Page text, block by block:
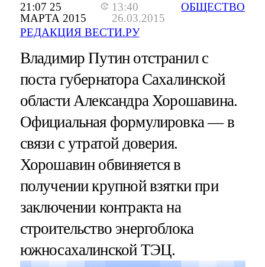
21:07 25
МАРТА 2015
13:40
26.03.2015
РЕДАКЦИЯ ВЕСТИ.РУ
ОБЩЕСТВО
Владимир Путин отстранил с
поста губернатора Сахалинской
области Александра Хорошавина.
Официальная формулировка — в
связи с утратой доверия.
Хорошавин обвиняется в
получении крупной взятки при
заключении контракта на
строительство энергоблока
южносахалинской ТЭЦ.